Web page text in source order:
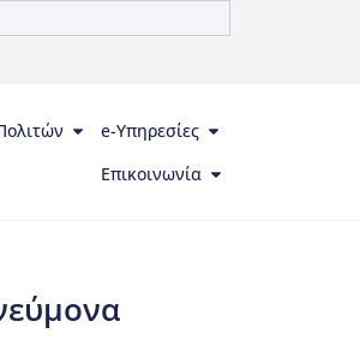
e-Υπηρεσίες
Επικοινωνία